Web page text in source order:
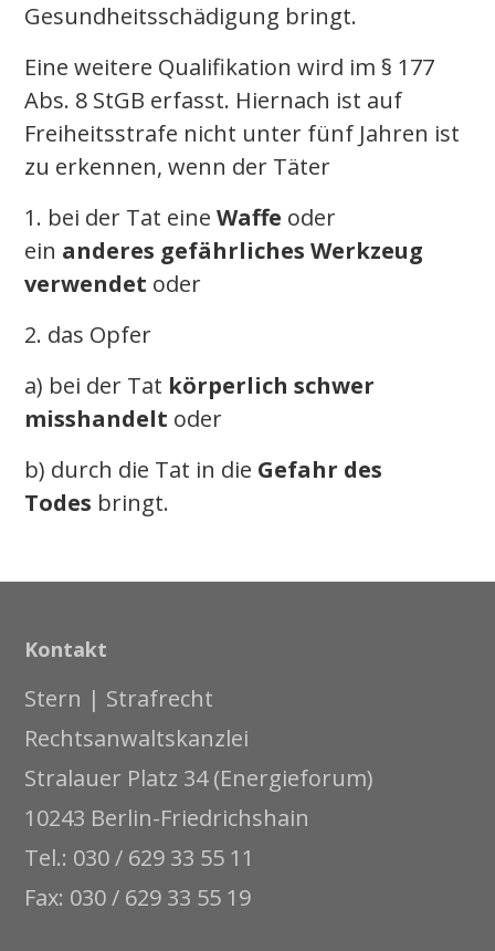
Gesundheitsschädigung bringt.
Eine weitere Qualifikation wird im § 177
Abs. 8 StGB erfasst. Hiernach ist auf
Freiheitsstrafe nicht unter fünf Jahren ist
zu erkennen, wenn der Täter
1. bei der Tat eineWaffe oder
ein anderes gefährliches Werkzeug
verwendet oder
2. das Opfer
a) bei der Tat körperlich schwer
misshandelt oder
b) durch die Tat in die Gefahr des
Todes bringt.
Kontakt
Stern | Strafrecht
Rechtsanwaltskanzlei
Stralauer Platz 34 (Energieforum)
10243 Berlin-Friedrichshain
Tel.: 030 / 629 33 55 11
Fax: 030 / 629 33 55 19